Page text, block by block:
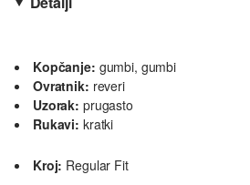
Kopčanje: gumbi, gumbi
Ovratnik: reveri
Uzorak: prugasto
Rukavi: kratki
Kroj: Regular Fit